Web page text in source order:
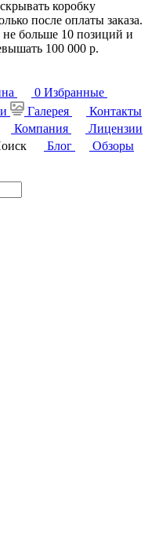
коробку
после оплаты заказа.
больше 10 позиций и
100 000 р.
0 Избранные
Галерея
Контакты
Компания
Лицензии
Блог
Обзоры